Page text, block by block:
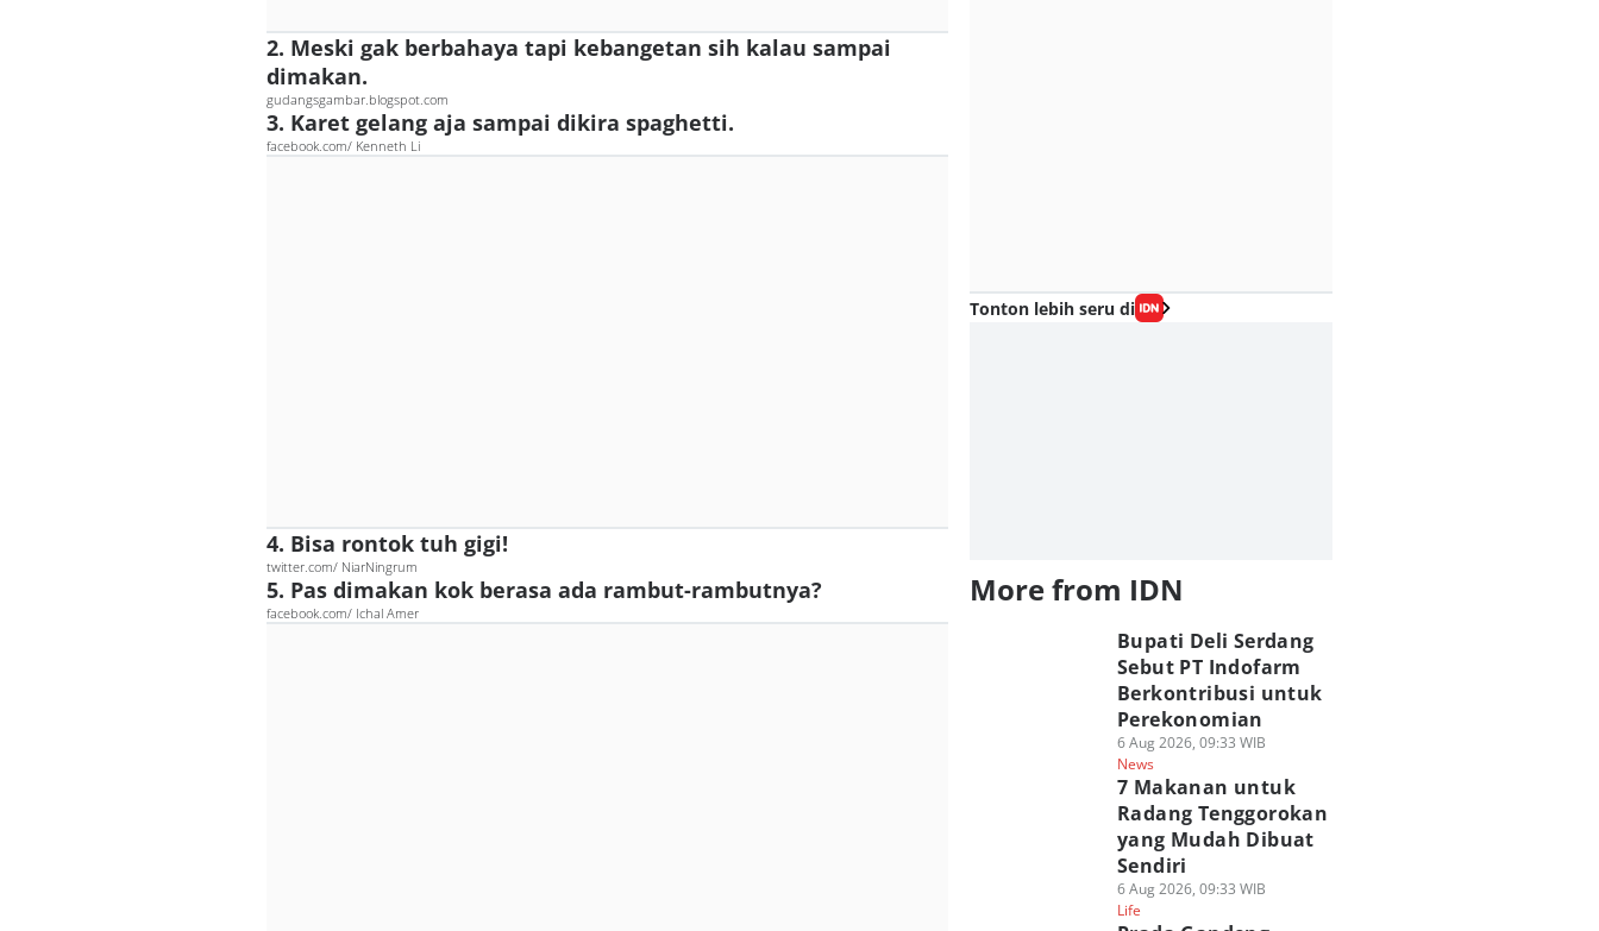
2. Meski gak berbahaya tapi kebangetan sih kalau sampai
dimakan.
gudangsgambar.blogspot.com
3. Karet gelang aja sampai dikira spaghetti.
facebook.com/ Kenneth Li
4. Bisa rontok tuh gigi!
twitter.com/ NiarNingrum
5. Pas dimakan kok berasa ada rambut-rambutnya?
facebook.com/ Ichal Amer
Tonton lebih seru di
More from IDN
Bupati Deli Serdang
Sebut PT Indofarm
Berkontribusi untuk
Perekonomian
6 Aug 2026, 09:33 WIB
News
7 Makanan untuk
Radang Tenggorokan
yang Mudah Dibuat
Sendiri
6 Aug 2026, 09:33 WIB
Life